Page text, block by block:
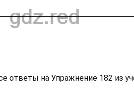
ответы на Упражнение 182 из